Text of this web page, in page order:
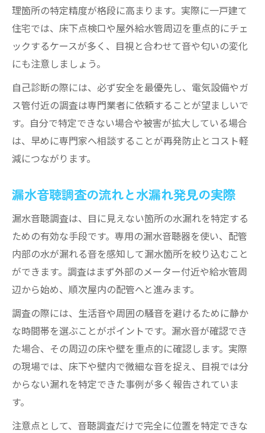
理箇所の特定精度が格段に高まります。実際に一戸建て
住宅では、床下点検口や屋外給水管周辺を重点的にチェ
ックするケースが多く、目視と合わせて音や匂いの変化
にも注意しましょう。
自己診断の際には、必ず安全を最優先し、電気設備やガ
ス管付近の調査は専門業者に依頼することが望ましいで
す。自分で特定できない場合や被害が拡大している場合
は、早めに専門家へ相談することが再発防止とコスト軽
減につながります。
漏水音聴調査の流れと水漏れ発見の実際
漏水音聴調査は、目に見えない箇所の水漏れを特定する
ための有効な手段です。専用の漏水音聴器を使い、配管
内部の水が漏れる音を感知して漏水箇所を絞り込むこと
ができます。調査はまず外部のメーター付近や給水管周
辺から始め、順次屋内の配管へと進みます。
調査の際には、生活音や周囲の騒音を避けるために静か
な時間帯を選ぶことがポイントです。漏水音が確認でき
た場合、その周辺の床や壁を重点的に確認します。実際
の現場では、床下や壁内で微細な音を捉え、目視では分
からない漏れを特定できた事例が多く報告されていま
す。
注意点として、音聴調査だけで完全に位置を特定できな